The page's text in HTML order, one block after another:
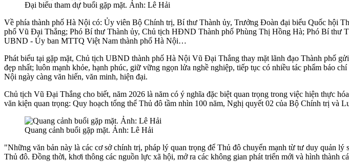
Đại biểu tham dự buổi gặp mặt. Ảnh: Lê Hải
Về phía thành phố Hà Nội có: Ủy viên Bộ Chính trị, Bí thư Thành ủy, Trưởng Đoàn đại biểu Quốc hội
phố Vũ Đại Thắng; Phó Bí thư Thành ủy, Chủ tịch HĐND Thành phố Phùng Thị Hồng Hà; Phó Bí thư
UBND - Ủy ban MTTQ Việt Nam thành phố Hà Nội…
Phát biểu tại gặp mặt, Chủ tịch UBND thành phố Hà Nội Vũ Đại Thắng thay mặt lãnh đạo Thành phố
đẹp nhất; luôn mạnh khỏe, hạnh phúc, giữ vững ngọn lửa nghề nghiệp, tiếp tục có nhiều tác phẩm báo
Nội ngày càng văn hiến, văn minh, hiện đại.
Chủ tịch Vũ Đại Thắng cho biết, năm 2026 là năm có ý nghĩa đặc biệt quan trọng trong việc hiện thực
văn kiện quan trọng: Quy hoạch tổng thể Thủ đô tầm nhìn 100 năm, Nghị quyết 02 của Bộ Chính trị và
Quang cảnh buổi gặp mặt. Ảnh: Lê Hải
"Những văn bản này là các cơ sở chính trị, pháp lý quan trọng để Thủ đô chuyển mạnh từ tư duy quản
Thủ đô. Đồng thời, khơi thông các nguồn lực xã hội, mở ra các không gian phát triển mới và hình